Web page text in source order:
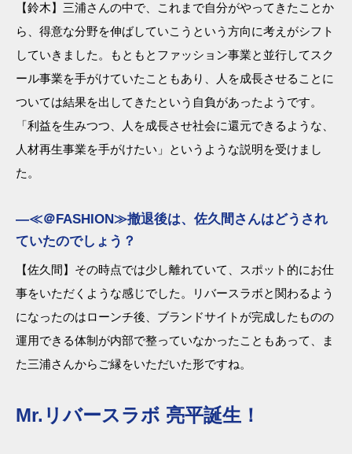
【鈴木】三浦さんの中で、これまで自分がやってきたことか
ら、得意な分野を伸ばしていこうという方向に考えがシフト
していきました。もともとファッション事業と並行してスク
ール事業を手がけていたこともあり、人を成長させることに
ついては結果を出してきたという自負があったようです。
「利益を生みつつ、人を成長させ社会に還元できるような、
人材再生事業を手がけたい」というような説明を受けまし
た。
―≪＠FASHION≫撤退後は、佐久間さんはどうされ
ていたのでしょう？
【佐久間】その時点では少し離れていて、スポット的にお仕
事をいただくような感じでした。リバースラボと関わるよう
になったのはローンチ後、ブランドサイトが完成したものの
運用できる体制が内部で整っていなかったこともあって、ま
た三浦さんからご縁をいただいた形ですね。
Mr.リバースラボ 亮平誕生！